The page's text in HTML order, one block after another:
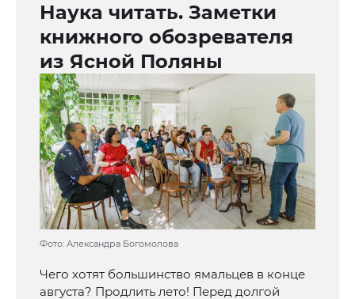
Наука читать. Заметки
книжного обозревателя
из Ясной Поляны
Фото: Александра Богомолова
Чего хотят большинство ямальцев в конце
августа? Продлить лето! Перед долгой